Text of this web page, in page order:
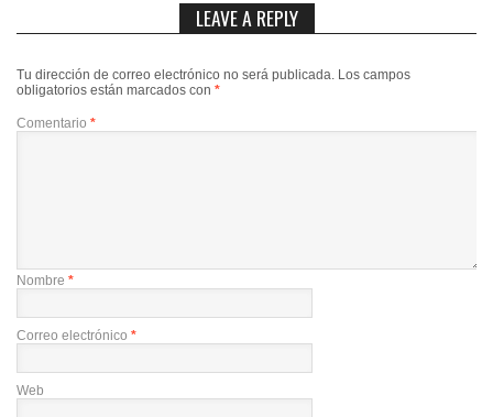
LEAVE A REPLY
Tu dirección de correo electrónico no será publicada. Los campos
obligatorios están marcados con *
Comentario *
Nombre *
Correo electrónico *
Web